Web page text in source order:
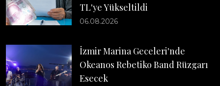
TL'ye Yükseltildi
06.08.2026
İzmir Marina Geceleri'nde
Okeanos Rebetiko Band Rüzgarı
Esecek